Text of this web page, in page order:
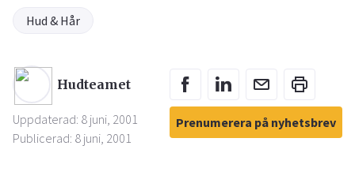
Hud & Hår
Hudteamet
Uppdaterad: 8 juni, 2001
Publicerad: 8 juni, 2001
Prenumerera på nyhetsbrev